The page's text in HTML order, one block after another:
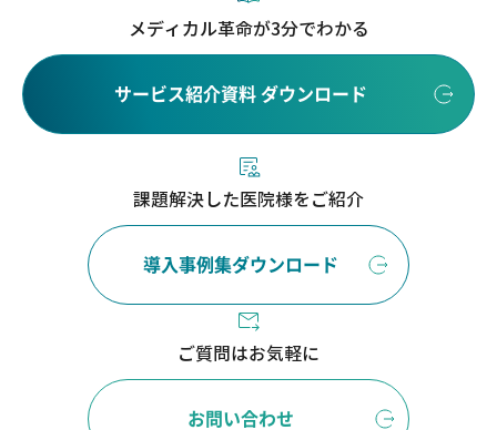
メディカル革命が3分でわかる
サービス紹介資料 ダウンロード
課題解決した医院様をご紹介
導入事例集ダウンロード
ご質問はお気軽に
お問い合わせ